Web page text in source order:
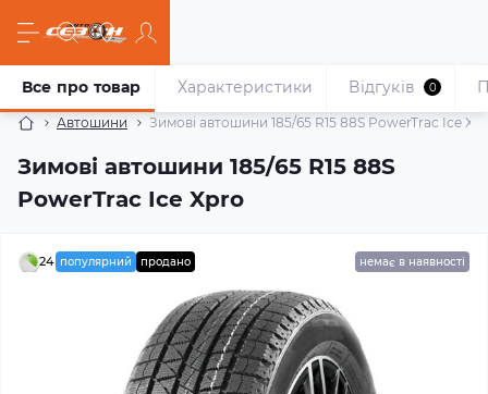
Автошини Зимові автошини 185/65 R15 88S PowerTrac Ice
Зимові автошини 185/65 R15 88S
PowerTrac Ice Xpro
Все про товар Характеристики Відгуків 0
24 популярний продано немає в наявності